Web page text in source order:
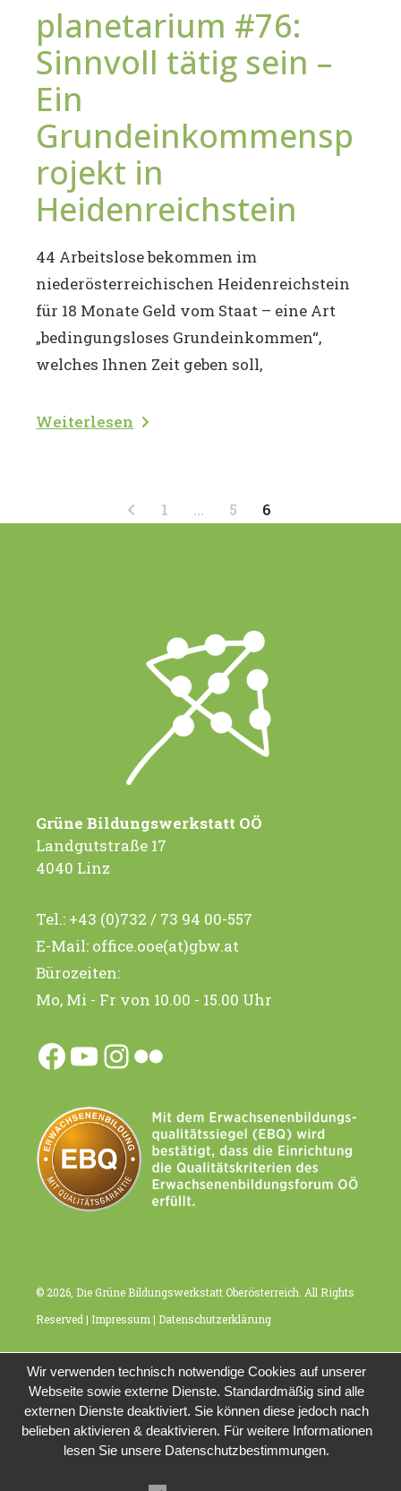
planetarium #76:
Sinnvoll tätig sein –
Ein
Grundeinkommensp
rojekt in
Heidenreichstein
44 Arbeitslose bekommen im
niederösterreichischen Heidenreichstein
für 18 Monate Geld vom Staat – eine Art
„bedingungsloses Grundeinkommen“,
welches Ihnen Zeit geben soll,
Weiterlesen
Seitennummerierung
1 … 5 6
Grüne Bildungswerkstatt OÖ
Landgutstraße 17
4040 Linz
Tel.: +43 (0)732 / 73 94 00-557
E-Mail: office.ooe(at)gbw.at
Bürozeiten:
Mo, Mi - Fr von 10.00 - 15.00 Uhr
Facebook
YouTube
Instagram
Flickr
© 2026, Die Grüne Bildungswerkstatt Oberösterreich. All Rights
Reserved | Impressum| Datenschutzerklärung
Wir verwenden technisch notwendige Cookies auf unserer
Webseite sowie externe Dienste. Standardmäßig sind alle
externen Dienste deaktiviert. Sie können diese jedoch nach
belieben aktivieren & deaktivieren. Für weitere Informationen
lesen Sie unsere Datenschutzbestimmungen.